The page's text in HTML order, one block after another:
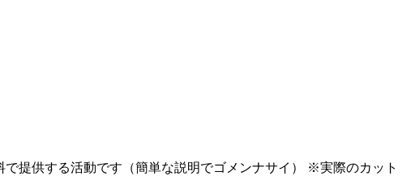
提供する活動です（簡単な説明でゴメンナサイ） ※実際のカット